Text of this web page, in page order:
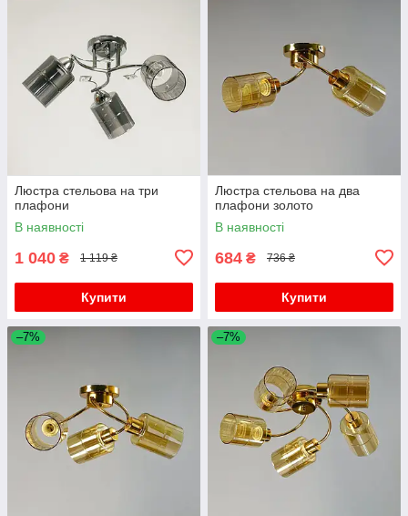
Люстра стельова на три
плафони
В наявності
1 040 ₴ 1 119 ₴
Купити
Люстра стельова на два
плафони золото
В наявності
684 ₴ 736 ₴
Купити
–7% –7%